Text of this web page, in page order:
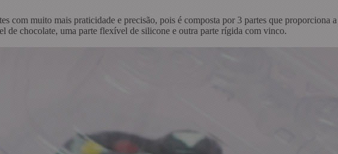
com muito mais praticidade e precisão, pois é composta por 3 partes que proporciona
de chocolate, uma parte flexível de silicone e outra parte rígida com vinco.